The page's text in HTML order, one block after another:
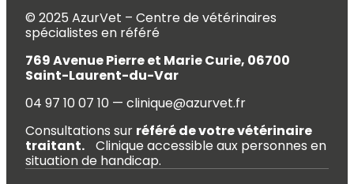
© 2025 AzurVet – Centre de vétérinaires
spécialistes en référé
769 Avenue Pierre et Marie Curie, 06700
Saint-Laurent-du-Var
04 97 10 07 10 — clinique@azurvet.fr
Consultations sur référé de votre vétérinaire
traitant. Clinique accessible aux personnes en
situation de handicap.